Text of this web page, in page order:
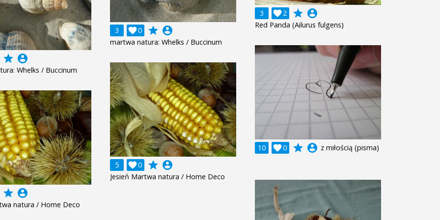
3 2
 grade account_circle
Red Panda (Ailurus fulgens)
3 0
 grade account_circle
martwa natura: Whelks / Buccinum
grade account_circle
Whelks / Buccinum
10 0
 grade account_circle z miłością (pisma)
5 0
 grade account_circle
Jesień Martwa natura / Home Deco
grade account_circle
natura / Home Deco